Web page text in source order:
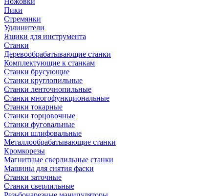
Пики
Стремянки
Удлинители
Ящики для инструмента
Станки
Деревообрабатывающие станки
Комплектующие к станкам
Станки брусующие
Станки круглопильные
Станки ленточнопильные
Станки многофункциональные
Станки токарные
Станки торцовочные
Станки фуговальные
Станки шлифовальные
Металлообрабатывающие станки
Кромкорезы
Магнитные сверлильные станки
Машины для снятия фаски
Станки заточные
Станки сверлильные